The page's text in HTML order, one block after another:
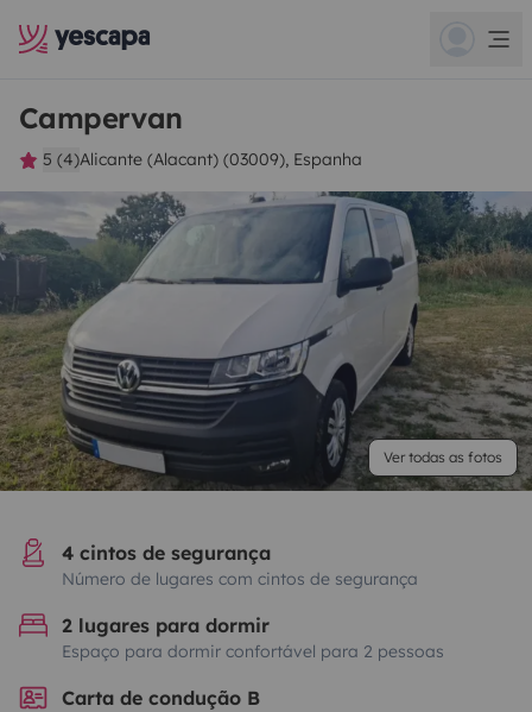
Campervan
5 (4)Alicante (Alacant) (03009), Espanha
Ver todas as fotos
4 cintos de segurança
Número de lugares com cintos de segurança
2 lugares para dormir
Espaço para dormir confortável para 2 pessoas
Carta de condução B